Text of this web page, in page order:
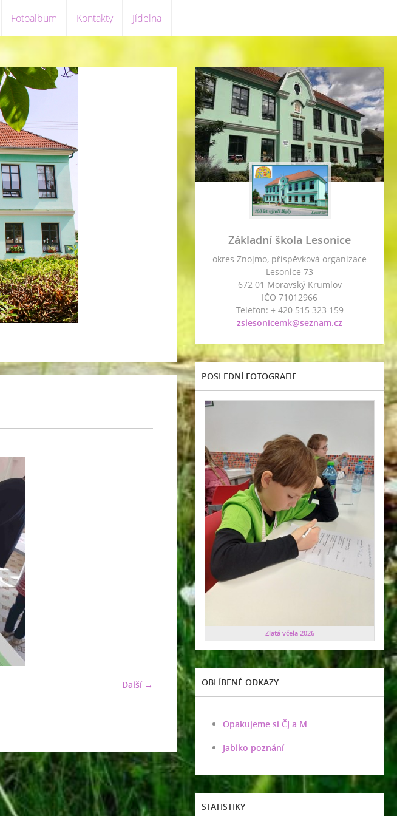
Fotoalbum Kontakty Jídelna
Další →
Základní škola Lesonice
okres Znojmo, příspěvková organizace
Lesonice 73
672 01 Moravský Krumlov
IČO 71012966
Telefon: + 420 515 323 159
zslesonicemk@seznam.cz
POSLEDNÍ FOTOGRAFIE
Zlatá včela 2026
OBLÍBENÉ ODKAZY
Opakujeme si ČJ a M
Jablko poznání
STATISTIKY